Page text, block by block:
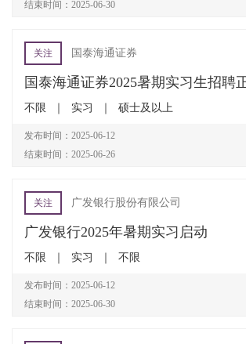
结束时间：2025-06-30
关注 国泰海通证券
国泰海通证券2025暑期实习生招聘
不限 实习 硕士及以上
发布时间：2025-06-12
结束时间：2025-06-26
关注 广发银行股份有限公司
广发银行2025年暑期实习启动
不限 实习 不限
发布时间：2025-06-12
结束时间：2025-06-30